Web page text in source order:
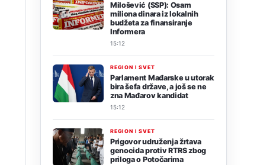
Milošević (SSP): Osam
miliona dinara iz lokalnih
budžeta za finansiranje
Informera
15:12
REGION I SVET
Parlament Mađarske u utorak
bira šefa države, a još se ne
zna Mađarov kandidat
15:12
REGION I SVET
Prigovor udruženja žrtava
genocida protiv RTRS zbog
priloga o Potočarima